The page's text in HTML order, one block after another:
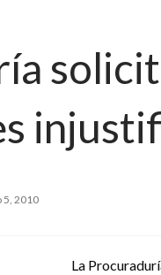
5, 2010
La